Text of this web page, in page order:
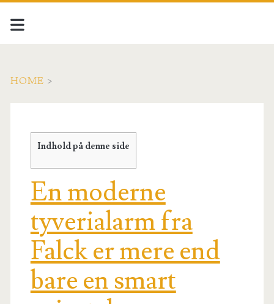
HOME >
Indhold på denne side
En moderne
tyverialarm fra
Falck er mere end
bare en smart